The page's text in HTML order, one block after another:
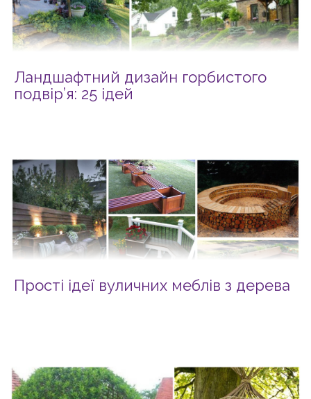
Ландшафтний дизайн горбистого
подвір’я: 25 ідей
Прості ідеї вуличних меблів з дерева